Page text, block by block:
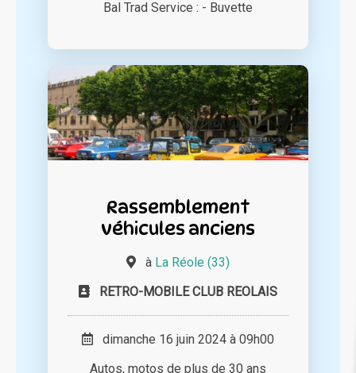
Bal Trad Service : - Buvette
Rassemblement
véhicules anciens
à La Réole (33)
RETRO-MOBILE CLUB REOLAIS
dimanche 16 juin 2024 à 09h00
Autos, motos de plus de 30 ans